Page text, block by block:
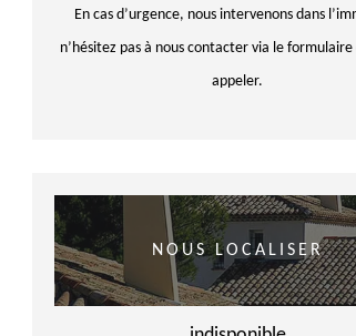
En cas d’urgence, nous intervenons dans
n’hésitez pas à nous contacter via le formulaire
appeler.
NOUS LOCALISER